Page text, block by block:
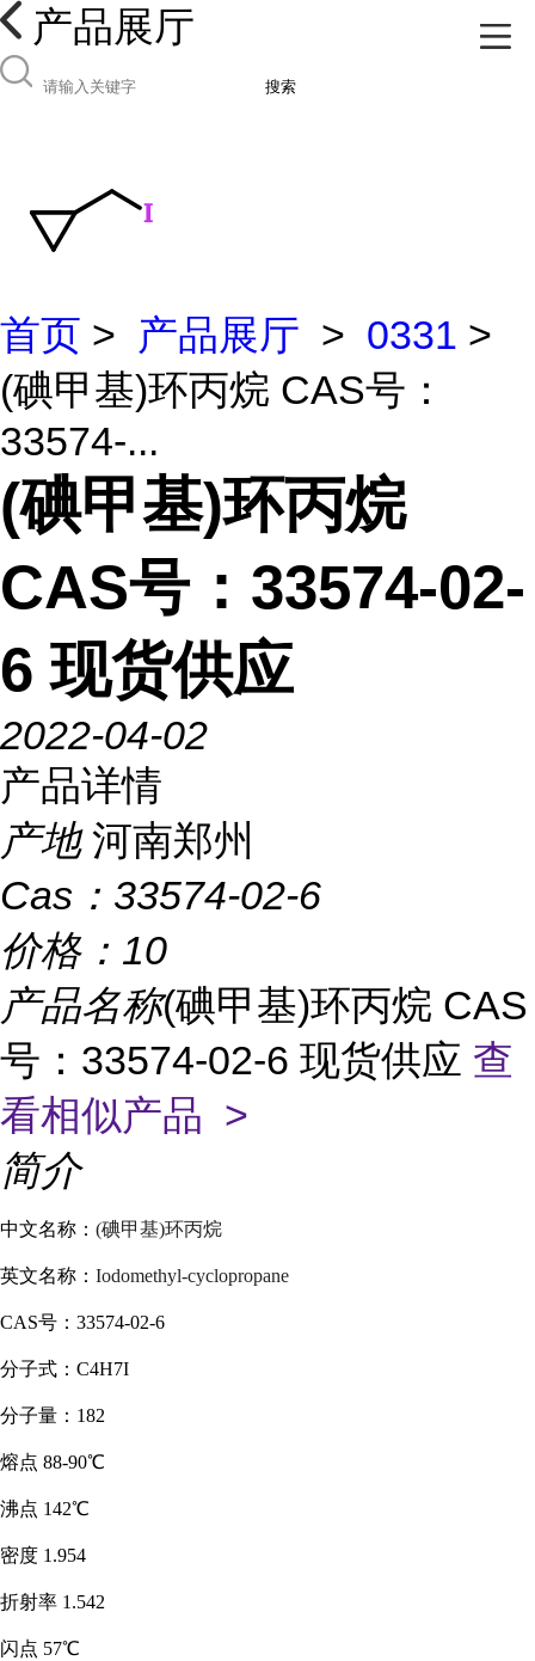
产品展厅
搜索
首页 > 产品展厅 > 0331 >
(碘甲基)环丙烷 CAS号：
33574-...
(碘甲基)环丙烷
CAS号：33574-02-
6 现货供应
2022-04-02
产品详情
产地 河南郑州
Cas： 33574-02-6
价格： 10
产品名称(碘甲基)环丙烷 CAS
号：33574-02-6 现货供应 查
看相似产品 >
简介
中文名称： (碘甲基)环丙烷
英文名称： Iodomethyl-cyclopropane
CAS号： 33574-02-6
分子式： C4H7I
分子量： 182
熔点 88-90℃
沸点 142℃
密度 1.954
折射率 1.542
闪点 57℃